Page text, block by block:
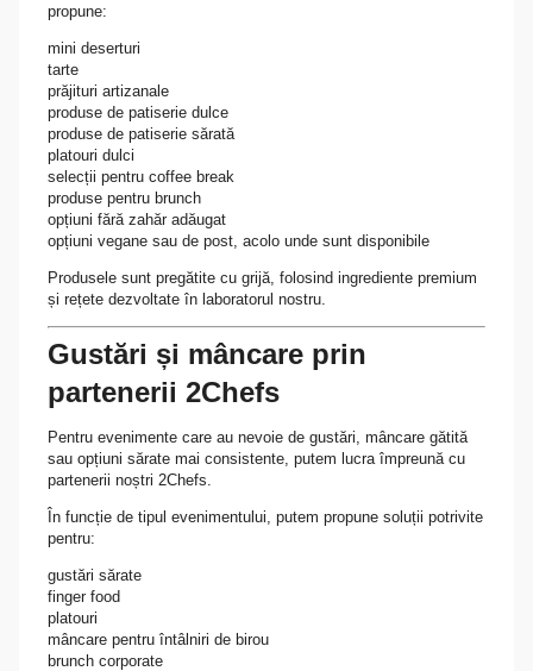
propune:
mini deserturi
tarte
prăjituri artizanale
produse de patiserie dulce
produse de patiserie sărată
platouri dulci
selecții pentru coffee break
produse pentru brunch
opțiuni fără zahăr adăugat
opțiuni vegane sau de post, acolo unde sunt disponibile
Produsele sunt pregătite cu grijă, folosind ingrediente premium
și rețete dezvoltate în laboratorul nostru.
Gustări și mâncare prin
partenerii 2Chefs
Pentru evenimente care au nevoie de gustări, mâncare gătită
sau opțiuni sărate mai consistente, putem lucra împreună cu
partenerii noștri 2Chefs.
În funcție de tipul evenimentului, putem propune soluții potrivite
pentru:
gustări sărate
finger food
platouri
mâncare pentru întâlniri de birou
brunch corporate